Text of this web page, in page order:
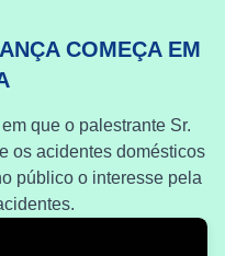
COMEÇA EM
que o palestrante Sr.
os acidentes domésticos
público o interesse pela